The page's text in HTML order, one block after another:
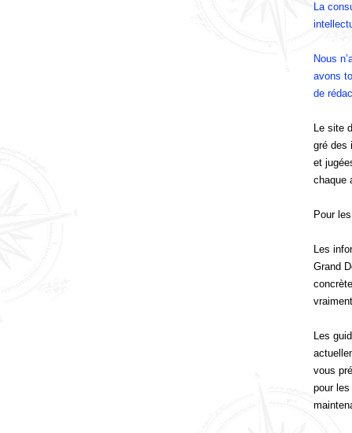
La
Nous
avons
de
Le site
gré des
et
chaque
Pour
Les
Grand
Les
vous
pour